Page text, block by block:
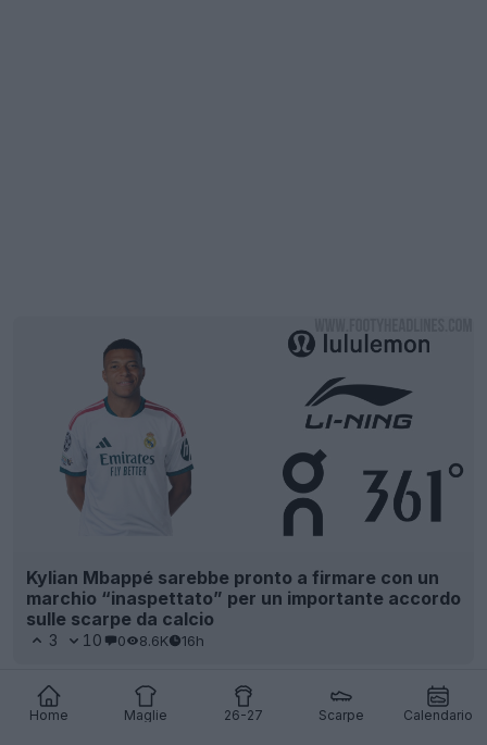
Home Maglie 26-27 Scarpe Calendario
Kylian Mbappé sarebbe pronto a firmare con un
marchio “inaspettato” per un importante accordo
sulle scarpe da calcio
3 10 0 8.6K 16h